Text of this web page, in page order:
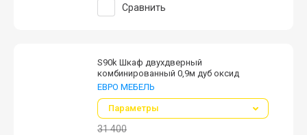
Сравнить
S90k Шкаф двухдверный
комбинированный 0,9м дуб оксид
ЕВРО МЕБЕЛЬ
Параметры
31 400